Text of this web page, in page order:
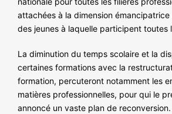
attachées à la dimension
des jeunes à laquelle participent toutes
La diminution du temps scolaire et la
certaines formations avec la
formation, percuteront notamment les
matières professionnelles, pour qui le
annoncé un vaste plan de reconversion.